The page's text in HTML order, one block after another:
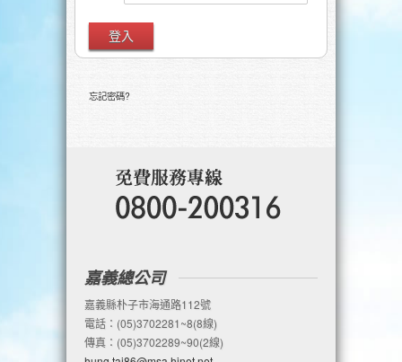
忘記密碼?
嘉義總公司
嘉義縣朴子市海通路112號
電話：(05)3702281~8(8線)
傳真：(05)3702289~90(2線)